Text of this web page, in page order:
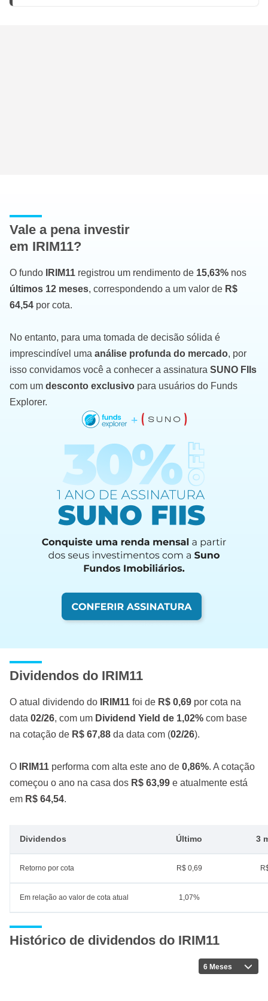
Vale a pena investir
em IRIM11?
O fundo IRIM11 registrou um rendimento de 15,63% nos
últimos 12 meses, correspondendo a um valor de R$
64,54 por cota.
No entanto, para uma tomada de decisão sólida é
imprescindível uma análise profunda do mercado, por
isso convidamos você a conhecer a assinatura SUNO FIIs
com um desconto exclusivo para usuários do Funds
Explorer.
Dividendos do IRIM11
O atual dividendo do IRIM11 foi de R$ 0,69 por cota na
data 02/26, com um Dividend Yield de 1,02% com base
na cotação de R$ 67,88 da data com (02/26).
O IRIM11 performa com alta este ano de 0,86%. A cotação
começou o ano na casa dos R$ 63,99 e atualmente está
em R$ 64,54.
Dividendos Último 3
Retorno por cota R$ 0,69
Em relação ao valor de cota atual 1,07%
Histórico de dividendos do IRIM11
6 Meses